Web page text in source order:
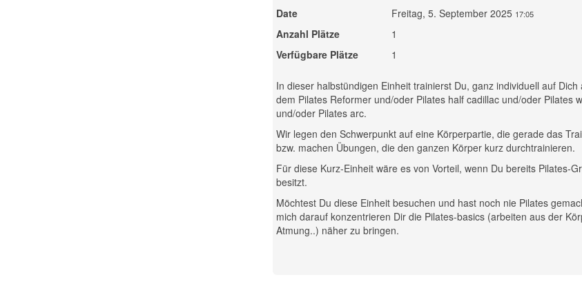
Date
Freitag, 5. September 2025 17:05
Anzahl Plätze
1
Verfügbare Plätze
1
In dieser halbstündigen Einheit trainierst Du, ganz individuell auf
dem Pilates Reformer und/oder Pilates half cadillac und/oder Pilates
und/oder Pilates arc.
Wir legen den Schwerpunkt auf eine Körperpartie, die gerade das
bzw. machen Übungen, die den ganzen Körper kurz durchtrainieren.
Für diese Kurz-Einheit wäre es von Vorteil, wenn Du bereits Pilates-
besitzt.
Möchtest Du diese Einheit besuchen und hast noch nie Pilates
mich darauf konzentrieren Dir die Pilates-basics (arbeiten aus der
Atmung..) näher zu bringen.